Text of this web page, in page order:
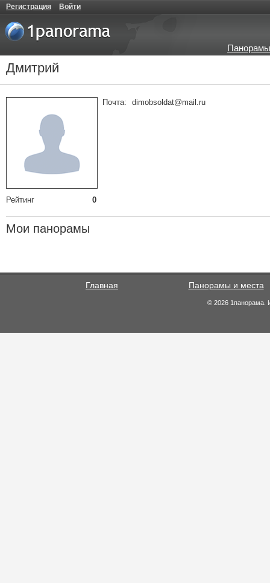
Регистрация Войти
Дмитрий
Рейтинг 0
Почта: dimobsoldat@mail.ru
Мои панорамы
Главная Панорамы и места
© 2026 1панорама.